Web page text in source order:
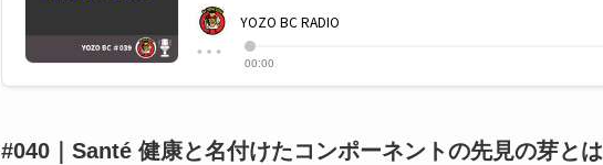
#040｜Santé 健康と名付けたコンポーネントの先見の芽とは